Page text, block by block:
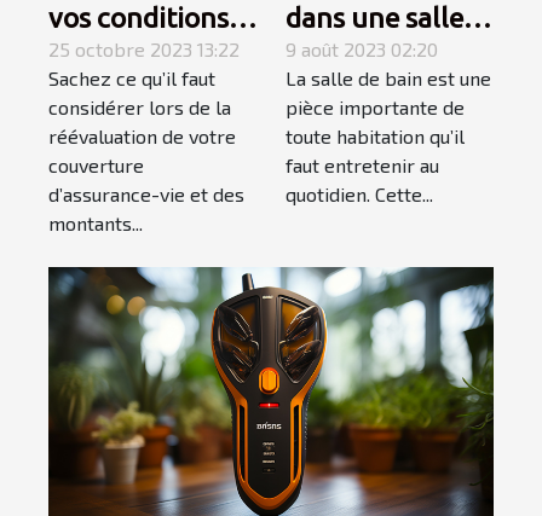
vos conditions
d’assurance-
vie ?
25 octobre 2023 13:22
Sachez ce qu’il faut
considérer lors de la
réévaluation de votre
couverture
d’assurance-vie et des
montants...
dans une salle
de bain pour
qu’elle soit
complète et
élégante ?
9 août 2023 02:20
La salle de bain est une
pièce importante de
toute habitation qu’il
faut entretenir au
quotidien. Cette...